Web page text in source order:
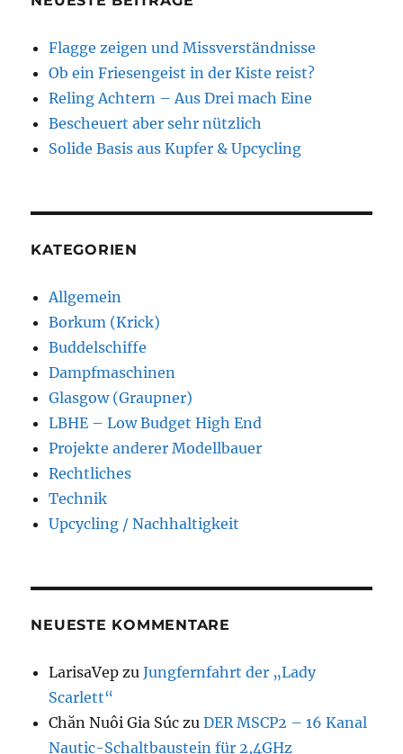
Flagge zeigen und Missverständnisse
Ob ein Friesengeist in der Kiste reist?
Reling Achtern – Aus Drei mach Eine
Bescheuert aber sehr nützlich
Solide Basis aus Kupfer & Upcycling
KATEGORIEN
Allgemein
Borkum (Krick)
Buddelschiffe
Dampfmaschinen
Glasgow (Graupner)
LBHE – Low Budget High End
Projekte anderer Modellbauer
Rechtliches
Technik
Upcycling / Nachhaltigkeit
NEUESTE KOMMENTARE
LarisaVep zuJungfernfahrt der „Lady
Scarlett“
Chăn Nuôi Gia Súc zuDER MSCP2 – 16 Kanal
Nautic-Schaltbaustein für 2,4GHz